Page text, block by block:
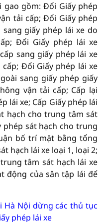
gao gồm: Đổi Giấy phép
tải cấp; Đổi Giấy phép
giấy phép lái xe do
Đổi Giấy phép lái xe
sang giấy phép lái xe
Đổi Giấy phép lái xe
sang giấy phép giấy
vận tải cấp; Cấp lại
lái xe; Cấp Giấy phép lái
hạch cho trung tâm sát
phép sát hạch cho trung
bố trí mặt bằng tổng
hạch lái xe loại 1, loại 2;
tâm sát hạch lái xe
động của sân tập lái để
Hà Nội dừng các thủ tục
phép lái xe